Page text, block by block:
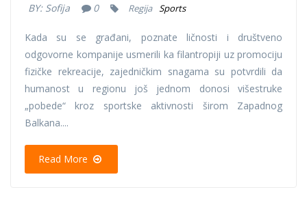
BY: Sofija 0 Regija Sports
Kada su se građani, poznate ličnosti i društveno
odgovorne kompanije usmerili ka filantropiji uz promociju
fizičke rekreacije, zajedničkim snagama su potvrdili da
humanost u regionu još jednom donosi višestruke
„pobede“ kroz sportske aktivnosti širom Zapadnog
Balkana....
Read More